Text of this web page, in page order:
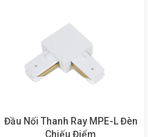
Đầu Nối Thanh Ray MPE-L Đèn
Chiếu Điểm